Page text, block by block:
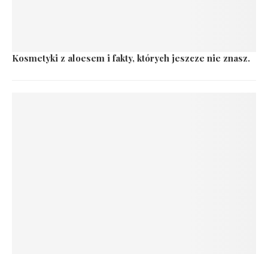
Kosmetyki z aloesem i fakty, których jeszcze nie znasz.